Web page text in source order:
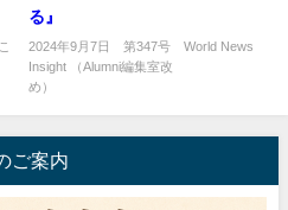
る』
2024年9月7日 第347号 World News
Insight （Alumni編集室改
め）
ご案内